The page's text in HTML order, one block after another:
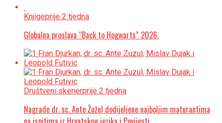
Knjigeprije 2 tjedna
Globalna proslava “Back to Hogwarts” 2026.
Društveni skenerprije 2 tjedna
Nagrade dr. sc. Ante Žužul dodijeljene najboljim maturantima